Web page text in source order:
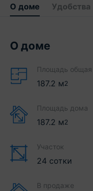
О доме Удобства
О доме
Площадь общая
187.2 м2
Площадь дома
187.2 м2
Участок
24 сотки
В продаже